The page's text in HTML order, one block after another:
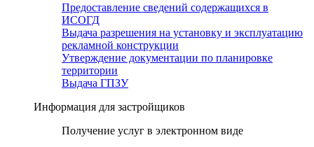
Предоставление сведений содержащихся в
ИСОГД
Выдача разрешения на установку и эксплуатацию
рекламной конструкции
Утверждение документации по планировке
территории
Выдача ГПЗУ
Информация для застройщиков
Получение услуг в электронном виде